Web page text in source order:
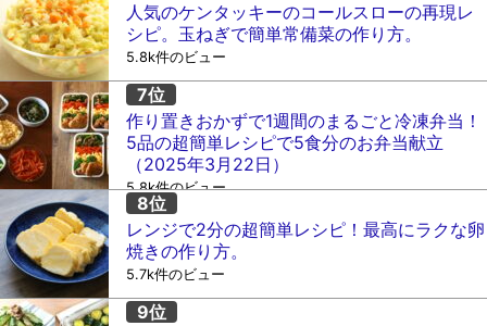
人気のケンタッキーのコールスローの再現レ
シピ。玉ねぎで簡単常備菜の作り方。
5.8k件のビュー
作り置きおかずで1週間のまるごと冷凍弁当！
5品の超簡単レシピで5食分のお弁当献立
（2025年3月22日）
5.8k件のビュー
レンジで2分の超簡単レシピ！最高にラクな卵
焼きの作り方。
5.7k件のビュー